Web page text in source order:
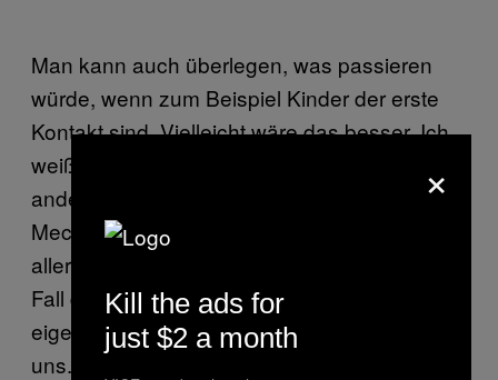
Man kann auch überlegen, was passieren
würde, wenn zum Beispiel Kinder der erste
Kontakt sind. Vielleicht wäre das besser. Ich
weiß es nicht, aber das wäre ein komplett
anderes Szenario und würde den
Mechanismus komplett verändern. Ich gehe
allerdings schwer davon aus, dass in jedem
Fall die Frage auftaucht, was ein Mensch
eigentlich ist. Schließlich ginge es auch um
uns.
×
Kill the ads for
just $2 a month